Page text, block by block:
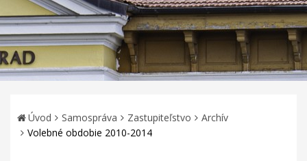
Úvod Samospráva Zastupiteľstvo
Archív
Volebné obdobie 2010-2014